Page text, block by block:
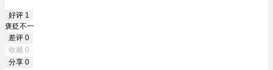
好评 1
褒贬不一
差评 0
收藏 0
分享 0